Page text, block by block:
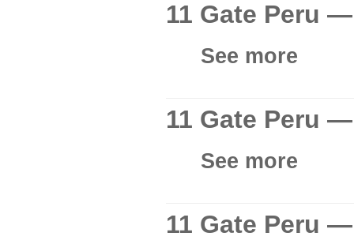
11 Gate Peru
See more
11 Gate Peru
See more
11 Gate Peru